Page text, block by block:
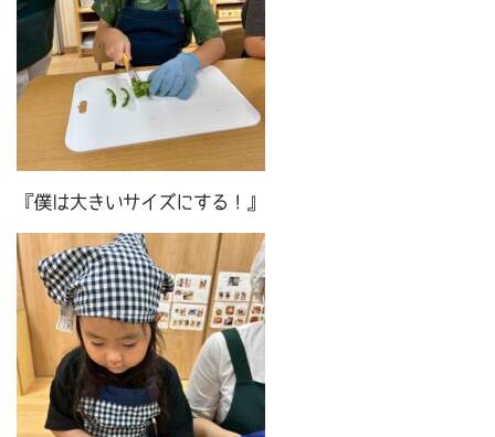
『僕は大きいサイズにする！』